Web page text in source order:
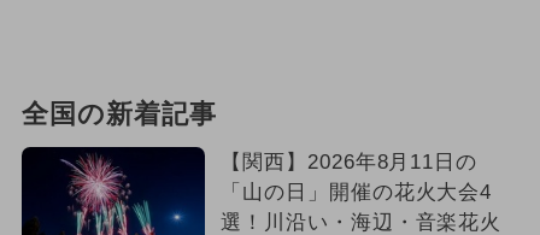
全国の新着記事
【関西】2026年8月11日の
「山の日」開催の花火大会4
選！川沿い・海辺・音楽花火